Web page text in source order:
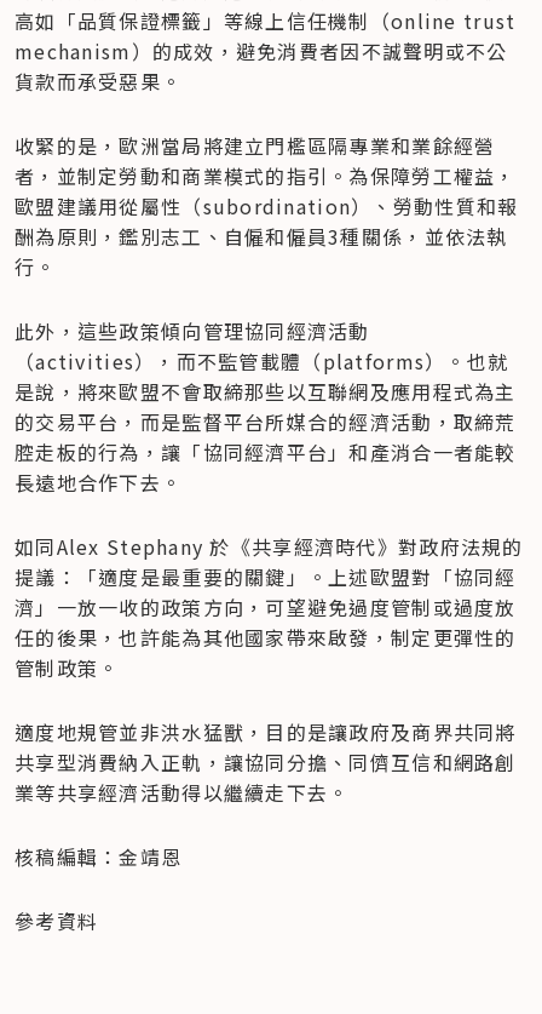
高如「品質保證標籤」等線上信任機制（online trust
mechanism）的成效，避免消費者因不誠聲明或不公
貨款而承受惡果。
收緊的是，歐洲當局將建立門檻區隔專業和業餘經營
者，並制定勞動和商業模式的指引。為保障勞工權益，
歐盟建議用從屬性（subordination）、勞動性質和報
酬為原則，鑑別志工、自僱和僱員3種關係，並依法執
行。
此外，這些政策傾向管理協同經濟活動
（activities），而不監管載體（platforms）。也就
是說，將來歐盟不會取締那些以互聯網及應用程式為主
的交易平台，而是監督平台所媒合的經濟活動，取締荒
腔走板的行為，讓「協同經濟平台」和產消合一者能較
長遠地合作下去。
如同Alex Stephany 於《共享經濟時代》對政府法規的
提議：「適度是最重要的關鍵」。上述歐盟對「協同經
濟」一放一收的政策方向，可望避免過度管制或過度放
任的後果，也許能為其他國家帶來啟發，制定更彈性的
管制政策。
適度地規管並非洪水猛獸，目的是讓政府及商界共同將
共享型消費納入正軌，讓協同分擔、同儕互信和網路創
業等共享經濟活動得以繼續走下去。
核稿編輯：金靖恩
參考資料